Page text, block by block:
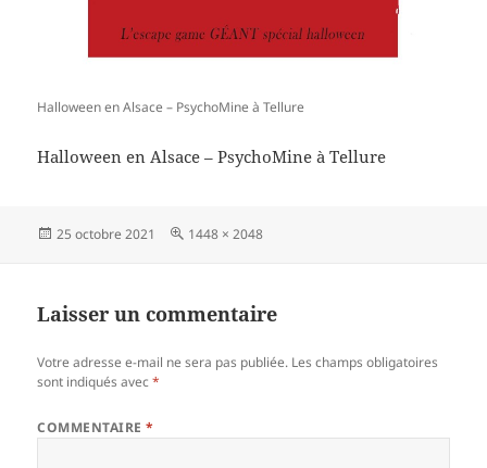
Halloween en Alsace – PsychoMine à Tellure
Halloween en Alsace – PsychoMine à Tellure
Publié
25 octobre 2021
Taille
1448 × 2048
Laisser un commentaire
Votre adresse e-mail ne sera pas publiée. Les champs obligatoires
sont indiqués avec*
COMMENTAIRE*